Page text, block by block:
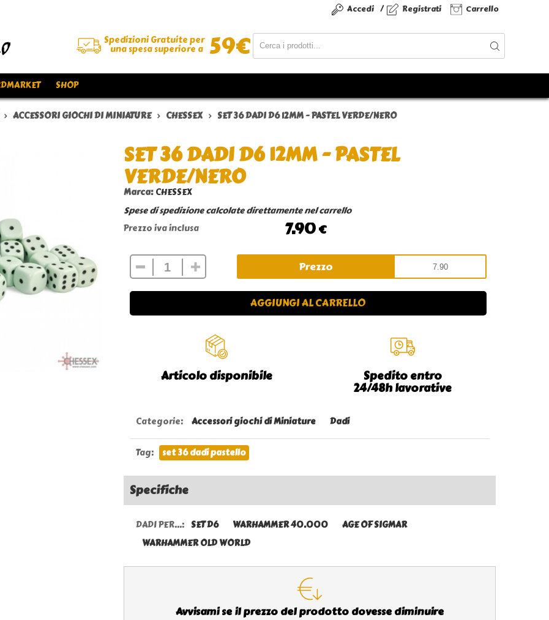
Accedi / Registrati Carrello
Spedizioni Gratuite per
una spesa superiore a 59€
SHOP
ACCESSORI GIOCHI DI MINIATURE CHESSEX SET 36 DADI D6 12MM - PASTEL VERDE/NERO
SET 36 DADI D6 12MM - PASTEL
VERDE/NERO
Marca: CHESSEX
Spese di spedizione calcolate direttamente nel carrello
Prezzo iva inclusa
7.90€
Prezzo
AGGIUNGI AL CARRELLO
Articolo disponibile
Spedito entro
24/48h lavorative
Categorie: Accessori giochi di Miniature Dadi
Tag: set 36 dadi pastello
Specifiche
DADI PER...: SET D6 WARHAMMER 40.000
AGE OF SIGMAR
WARHAMMER OLD WORLD
Avvisami se il prezzo del prodotto dovesse diminuire